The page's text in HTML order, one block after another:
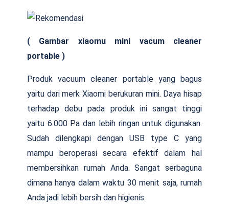
( Gambar xiaomu mini vacum cleaner
portable )
Produk vacuum cleaner portable yang bagus
yaitu dari merk Xiaomi berukuran mini. Daya hisap
terhadap debu pada produk ini sangat tinggi
yaitu 6.000 Pa dan lebih ringan untuk digunakan.
Sudah dilengkapi dengan USB type C yang
mampu beroperasi secara efektif dalam hal
membersihkan rumah Anda. Sangat serbaguna
dimana hanya dalam waktu 30 menit saja, rumah
Anda jadi lebih bersih dan higienis.